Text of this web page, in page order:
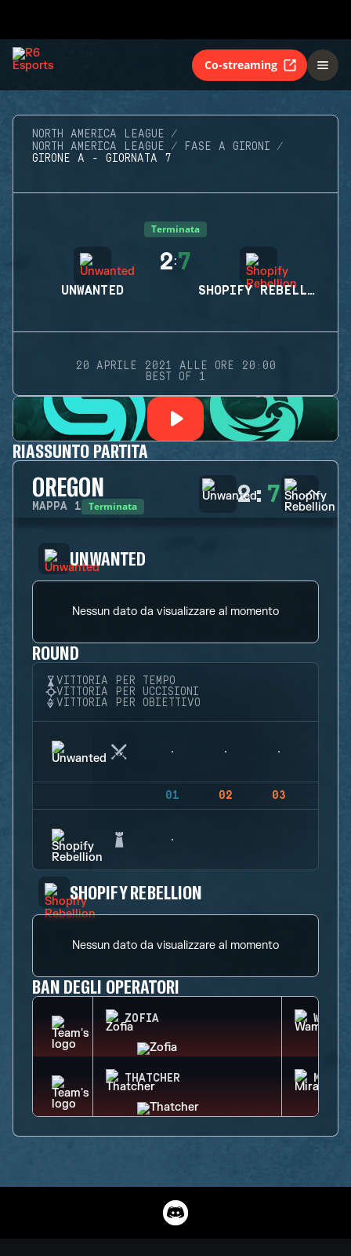
Co-streaming
NORTH AMERICA LEAGUE
NORTH AMERICA LEAGUE
FASE A GIRONI
GIRONE A - GIORNATA 7
Terminata
UNWANTED
2:7
SHOPIFY REBELLION
20 APRILE 2021 ALLE ORE 20:00
BEST OF 1
RIASSUNTO PARTITA
OREGON
MAPPA 1 Terminata 2: 7
UNWANTED
Nessun dato da visualizzare al momento
ROUND
VITTORIA PER TEMPO
VITTORIA PER UCCISIONI
VITTORIA PER OBIETTIVO
01 02 03
SHOPIFY REBELLION
Nessun dato da visualizzare al momento
BAN DEGLI OPERATORI
ZOFIA WAMAI
THATCHER MIRA